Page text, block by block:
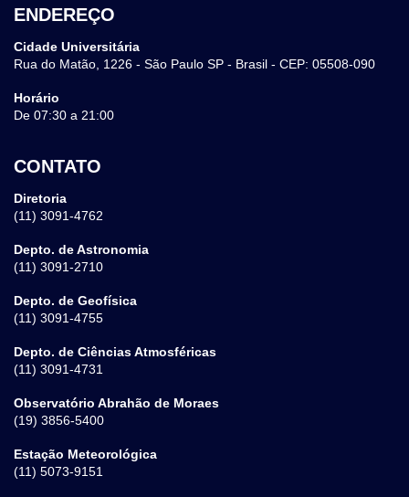
ENDEREÇO
Cidade Universitária
Rua do Matão, 1226 - São Paulo SP - Brasil - CEP: 05508-090
Horário
De 07:30 a 21:00
CONTATO
Diretoria
(11) 3091-4762
Depto. de Astronomia
(11) 3091-2710
Depto. de Geofísica
(11) 3091-4755
Depto. de Ciências Atmosféricas
(11) 3091-4731
Observatório Abrahão de Moraes
(19) 3856-5400
Estação Meteorológica
(11) 5073-9151